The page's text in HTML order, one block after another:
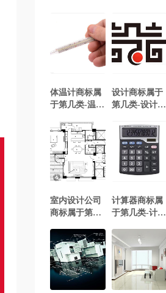
体温计商标属
于第几类-温度
于哪一类？
「商标分类」
设计商标属于
第几类-设计商
一类？「商标
分类」
室内设计公司
商标属于第几
业商标注册属
于哪一类？
「商标分类」
计算器商标属
于第几类-计算
于哪一类？
「商标分类」